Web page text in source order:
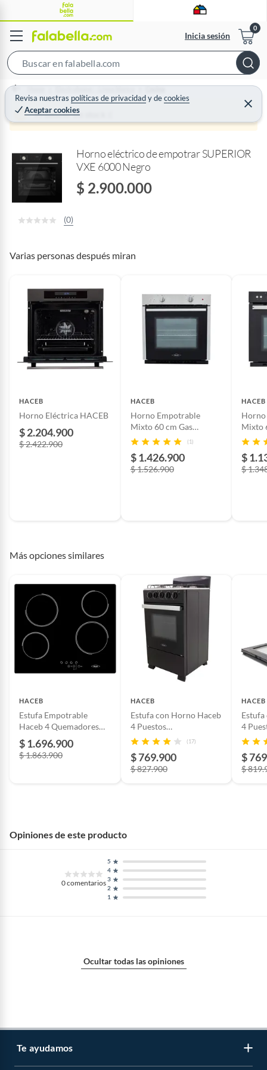
Inicia sesión
e
a
c
B
a
r
Revisa nuestras políticas de privacidadydecookies
Aceptar cookies
C
e
r
Home Electrohogar - Línea blanca Cocina
Producto sin stock :(
Horno eléctrico de empotrar SUPERIOR
VXE 6000 Negro
$ 2.900.000
(0)
Varias personas después miran
HACEB
Horno Eléctrica HACEB
$ 2.204.900
$ 2.422.900
HACEB
Horno Empotrable
Mixto 60 cm Gas
Natural
(1)
$ 1.426.900
$ 1.526.900
HACEB
Mixto
$
$
Más opciones similares
HACEB
Estufa Empotrable
Haceb 4 Quemadores
CUBVITRO60220
$ 1.696.900
$ 1.863.900
HACEB
Estufa con Horno Haceb
4 Puestos
EST5T4PAEGP
(17)
$ 769.900
$ 827.900
HACEB
4
$
$
Opiniones de este producto
0comentarios
1
2
3
4
5
Ocultar todas las opiniones
Te ayudamos